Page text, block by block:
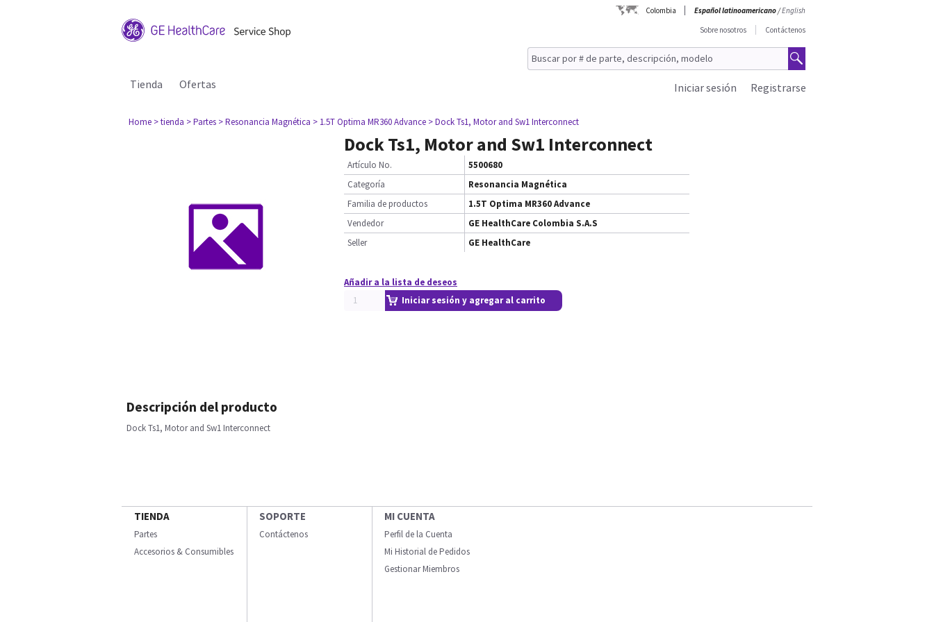
Colombia Español latinoamericano/English
Sobre nosotros
Contáctenos
Tienda Ofertas Registrarse
Iniciar sesión
Home > tienda > Partes > Resonancia Magnética > 1.5T Optima MR360 Advance > Dock Ts1, Motor and Sw1 Interconnect
Dock Ts1, Motor and Sw1 Interconnect
Artículo No.
5500680
Categoría
Resonancia Magnética
Familia de productos
1.5T Optima MR360 Advance
Vendedor
GE HealthCare Colombia S.A.S
Seller
GE HealthCare
Añadir a la lista de deseos
Iniciar sesión y agregar al carrito
Descripción del producto
Dock Ts1, Motor and Sw1 Interconnect
TIENDA
Partes
Accesorios & Consumibles
SOPORTE
Contáctenos
MI CUENTA
Perfil de la Cuenta
Mi Historial de Pedidos
Gestionar Miembros